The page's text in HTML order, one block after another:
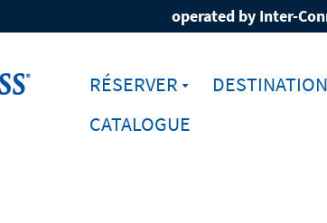
operated by Inter-
RÉSERVER
CATALOGUE